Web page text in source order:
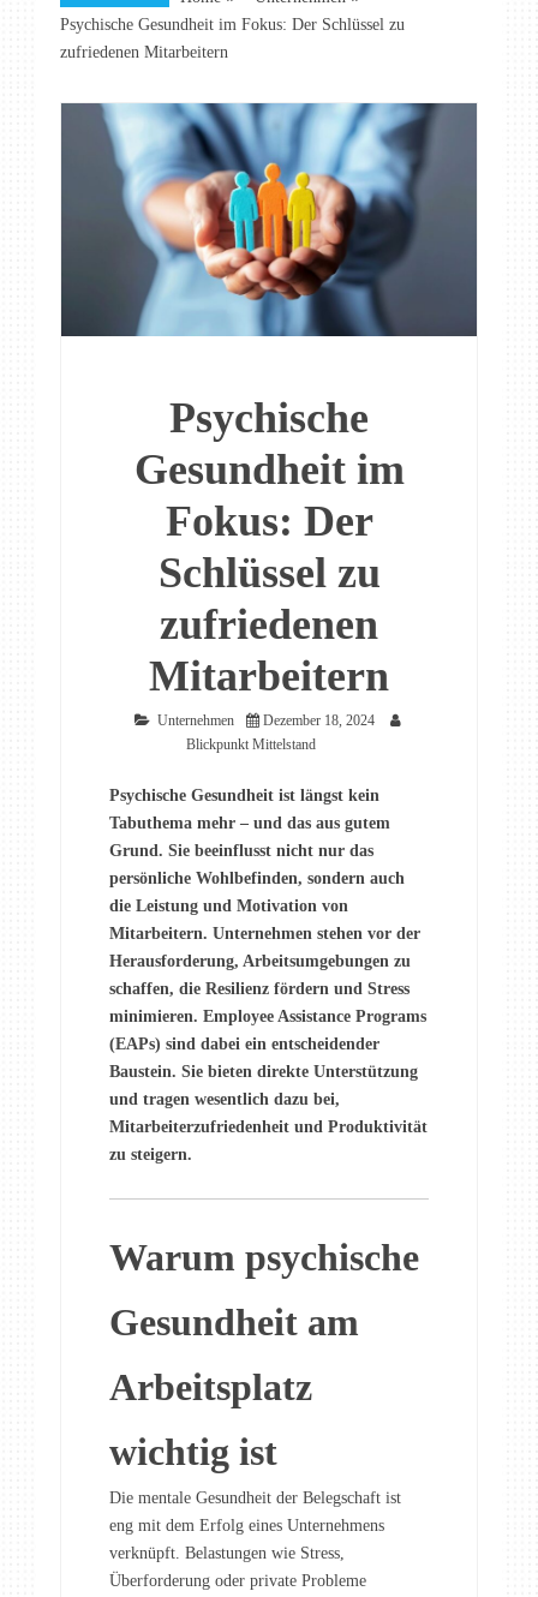
Psychische Gesundheit im Fokus: Der Schlüssel zu
zufriedenen Mitarbeitern
Psychische
Gesundheit im
Fokus: Der
Schlüssel zu
zufriedenen
Mitarbeitern
Unternehmen
Dezember 18, 2024
Blickpunkt Mittelstand
Psychische Gesundheit ist längst kein
Tabuthema mehr – und das aus gutem
Grund. Sie beeinflusst nicht nur das
persönliche Wohlbefinden, sondern auch
die Leistung und Motivation von
Mitarbeitern. Unternehmen stehen vor der
Herausforderung, Arbeitsumgebungen zu
schaffen, die Resilienz fördern und Stress
minimieren. Employee Assistance Programs
(EAPs) sind dabei ein entscheidender
Baustein. Sie bieten direkte Unterstützung
und tragen wesentlich dazu bei,
Mitarbeiterzufriedenheit und Produktivität
zu steigern.
Warum psychische
Gesundheit am
Arbeitsplatz
wichtig ist
Die mentale Gesundheit der Belegschaft ist
eng mit dem Erfolg eines Unternehmens
verknüpft. Belastungen wie Stress,
Überforderung oder private Probleme